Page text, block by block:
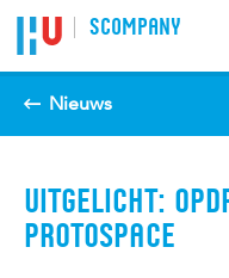
Spring naar pagina inhoud
SCOMPANY
Nieuws
UITGELICHT:
PROTOSPACE